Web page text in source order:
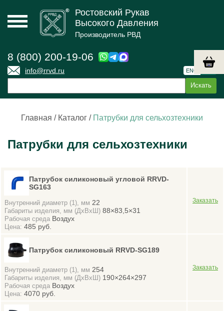
Ростовский Рукав
Высокого Давления
Производитель РВД
8 (800) 200-19-06
info@rrvd.ru ENG
Главная / Каталог / Патрубки для сельхозтехники
Патрубки для сельхозтехники
Патрубок силиконовый угловой RRVD-
SG163
Внутренний диаметр (1), мм 22
Габариты изделия, мм (ДхВхШ) 88×83,5×31
Рабочая среда Воздух
Цена: 485 руб.
Патрубок силиконовый RRVD-SG189
Внутренний диаметр (1), мм 254
Габариты изделия, мм (ДхВхШ) 190×264×297
Рабочая среда Воздух
Цена: 4070 руб.